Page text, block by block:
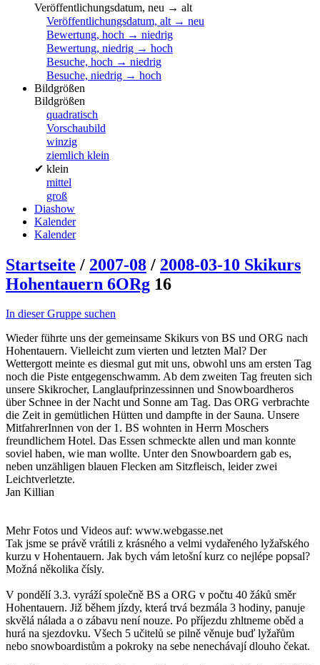
Veröffentlichungsdatum, neu → alt
Veröffentlichungsdatum, alt → neu
Bewertung, hoch → niedrig
Bewertung, niedrig → hoch
Besuche, hoch → niedrig
Besuche, niedrig → hoch
Bildgrößen
Bildgrößen
quadratisch
Vorschaubild
winzig
ziemlich klein
✔ klein
mittel
groß
Diashow
Kalender
Kalender
Startseite / 2007-08 / 2008-03-10 Skikurs
Hohentauern 6ORg 16
In dieser Gruppe suchen
Wieder führte uns der gemeinsame Skikurs von BS und ORG nach
Hohentauern. Vielleicht zum vierten und letzten Mal? Der
Wettergott meinte es diesmal gut mit uns, obwohl uns am ersten Tag
noch die Piste entgegenschwamm. Ab dem zweiten Tag freuten sich
unsere Skikrocher, Langlaufprinzessinnen und Snowboardheros
über Schnee in der Nacht und Sonne am Tag. Das ORG verbrachte
die Zeit in gemütlichen Hütten und dampfte in der Sauna. Unsere
MitfahrerInnen von der 1. BS wohnten in Herrn Moschers
freundlichem Hotel. Das Essen schmeckte allen und man konnte
soviel haben, wie man wollte. Unter den Snowboardern gab es,
neben unzähligen blauen Flecken am Sitzfleisch, leider zwei
Leichtverletzte.
Jan Killian
Mehr Fotos und Videos auf: www.webgasse.net
Tak jsme se právě vrátili z krásného a velmi vydařeného lyžařského
kurzu v Hohentauern. Jak bych vám letošní kurz co nejlépe popsal?
Možná několika čísly.
V pondělí 3.3. vyráží společně BS a ORG v počtu 40 žáků směr
Hohentauern. Již během jízdy, která trvá bezmála 3 hodiny, panuje
skvělá nálada a o zábavu není nouze. Po příjezdu zhltneme oběd a
hurá na sjezdovku. Všech 5 učitelů se pilně věnuje buď lyžařům
nebo snowboardistům a pokroky na sebe nenechávají dlouho čekat.